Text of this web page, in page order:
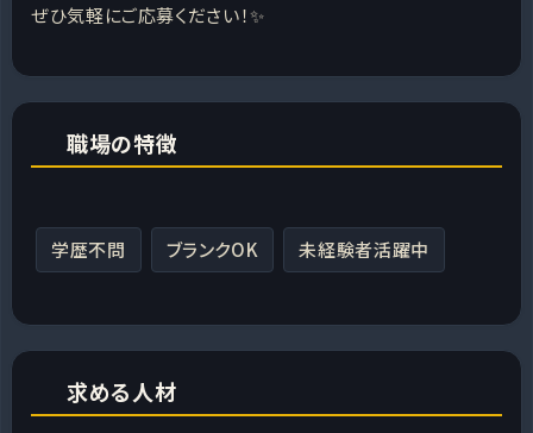
ぜひ気軽にご応募ください！✨
職場の特徴
学歴不問 ブランクOK 未経験者活躍中
求める人材